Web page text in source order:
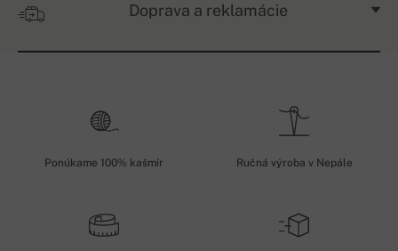
Doprava a reklamácie
Ponúkame 100% kašmír Ručná výroba v Nepále